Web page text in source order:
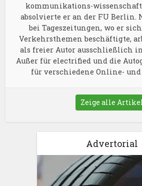
kommunikations-
absolvierte er an der FU Berlin.
bei Tageszeitungen, wo er
Verkehrsthemen beschäftigte,
als freier Autor ausschließlich
Außer für electrified und die
für verschiedene Online-
Zeige alle Artikel
Advertorial